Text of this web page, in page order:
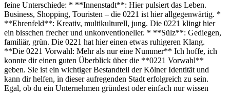
feine Unterschiede: * **Innenstadt**: Hier pulsiert das Leben.
Business, Shopping, Touristen – die 0221 ist hier allgegenwärtig. *
**Ehrenfeld**: Kreativ, multikulturell, jung. Die 0221 klingt hier
ein bisschen frecher und unkonventioneller. * **Sülz**: Gediegen,
familiär, grün. Die 0221 hat hier einen etwas ruhigeren Klang.
**Die 0221 Vorwahl: Mehr als nur eine Nummer** Ich hoffe, ich
konnte dir einen guten Überblick über die **0221 Vorwahl**
geben. Sie ist ein wichtiger Bestandteil der Kölner Identität und
kann dir helfen, in dieser aufregenden Stadt erfolgreich zu sein.
Egal, ob du ein Unternehmen gründest oder einfach nur wissen